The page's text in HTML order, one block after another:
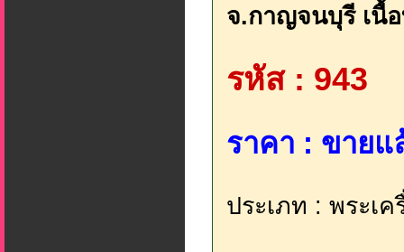
จ.กาญจนบุรี เนื้
รหัส : 943
ราคา : ขายแ
ประเภท : พระเ